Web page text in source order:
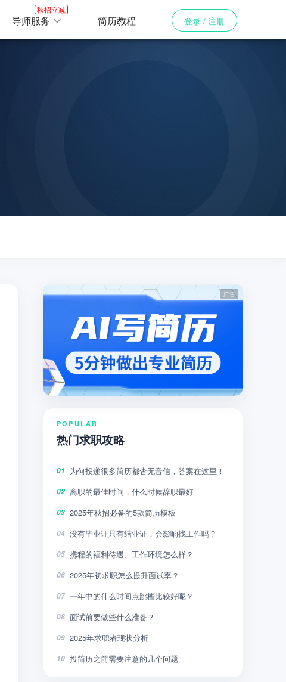
导师服务
秋招立减
简历教程 登录 / 注册
POPULAR
热门求职攻略
01 为何投递很多简历都杳无音信，答案在这里！
02 离职的最佳时间，什么时候辞职最好
03 2025年秋招必备的5款简历模板
04 没有毕业证只有结业证，会影响找工作吗？
05 携程的福利待遇、工作环境怎么样？
06 2025年初求职怎么提升面试率？
07 一年中的什么时间点跳槽比较好呢？
08 面试前要做些什么准备？
09 2025年求职者现状分析
10 投简历之前需要注意的几个问题